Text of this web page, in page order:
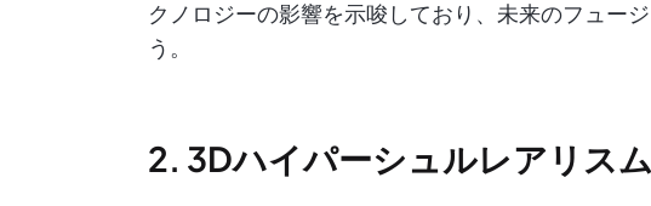
クノロジーの影響を示唆しており、未来のフュー
う。
2. 3Dハイパーシュルレアリスム